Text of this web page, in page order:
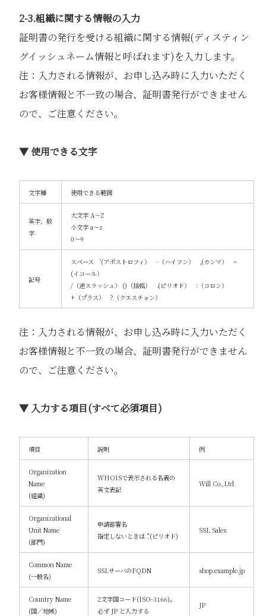
2-3.組織に関する情報の入力
証明書の発行を受ける組織に関する情報(ディスティン
グイッシュネーム情報と呼ばれます)を入力します。
注：入力される情報が、お申し込み時に入力いただく
お客様情報と不一致の場合、証明書発行ができません
ので、ご注意ください。
▼ 使用できる文字
文字種 使用できる範囲
英字、数
字
大文字 A～Z
小文字 a～z
0～9
記号
スペース '(アポストロフィ） -（ハイフン） ,(カンマ） =
(イコール）
/（逆スラッシュ） ()（括弧） .(ピリオド） :（コロン）
+（プラス） ?（クエスチョン）
注：入力される情報が、お申し込み時に入力いただく
お客様情報と不一致の場合、証明書発行ができません
ので、ご注意ください。
▼ 入力する項目(すべて必須項目)
項目 説明 例
Organization
Name
(組織)
WHOISで表示される名義の
英文表記
Will Co.,Ltd
Organizational
Unit Name
(部門)
申請部署名
指定しないときは ‘.'(ピリオド)
SSL Sales
Common Name
(一般名)
SSLサーバのFQDN shop.example.jp
Country Name
(国／地域)
2文字国コード(ISO-3166)。
必ず JP と入力する
JP